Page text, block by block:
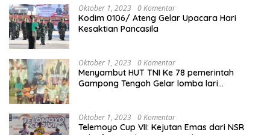
Oktober 1, 2023 0 Komentar
Kodim 0106/ Ateng Gelar Upacara Hari
Kesaktian Pancasila
Oktober 1, 2023 0 Komentar
Menyambut HUT TNI Ke 78 pemerintah
Gampong Tengoh Gelar lomba lari
Oktober 1, 2023 0 Komentar
Telemoyo Cup VII: Kejutan Emas dari NSR